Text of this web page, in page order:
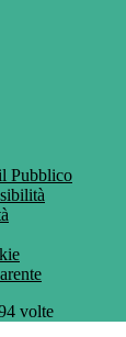
Pubblico
volte